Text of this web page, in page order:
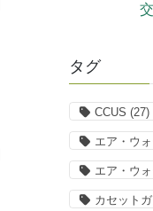
タグ
CCUS (27)
エア・ウ
エア・ウ
カセットガ